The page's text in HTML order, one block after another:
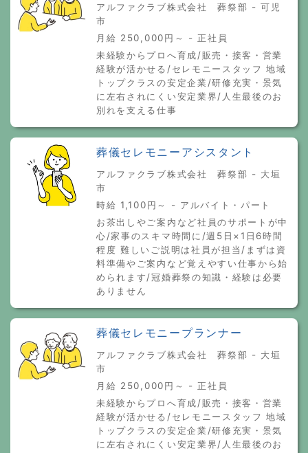
アルファクラブ株式会社 葬祭部 - 可児
市
月給 250,000円～ - 正社員
未経験からプロへ育成/販売・接客・営業
経験が活かせる/セレモニースタッフ 地域
トップクラスの安定企業/研修充実・景気
に左右されにくい安定業界/人生最後のお
別れを支える仕事
葬儀セレモニーアシスタント
アルファクラブ株式会社 葬祭部 - 大垣
市
時給 1,100円～ - アルバイト・パート
お茶出しやご案内など社員のサポートが中
心/家事のスキマ時間に/週5日×1日6時間
程度 難しいご説明は社員が担当/まずは資
料準備やご案内など覚えやすい仕事から始
められます/冠婚葬祭の知識・経験は必要
ありません
葬儀セレモニープランナー
アルファクラブ株式会社 葬祭部 - 大垣
市
月給 250,000円～ - 正社員
未経験からプロへ育成/販売・接客・営業
経験が活かせる/セレモニースタッフ 地域
トップクラスの安定企業/研修充実・景気
に左右されにくい安定業界/人生最後のお